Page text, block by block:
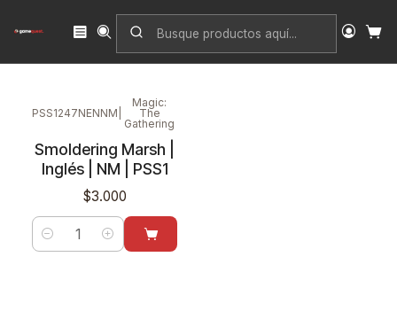
Inicio Singles
BFZ Standard Series
PSS1247NENNM
Magic:
The
Gathering
Smoldering Marsh |
Inglés | NM | PSS1
$3.000
Cantidad